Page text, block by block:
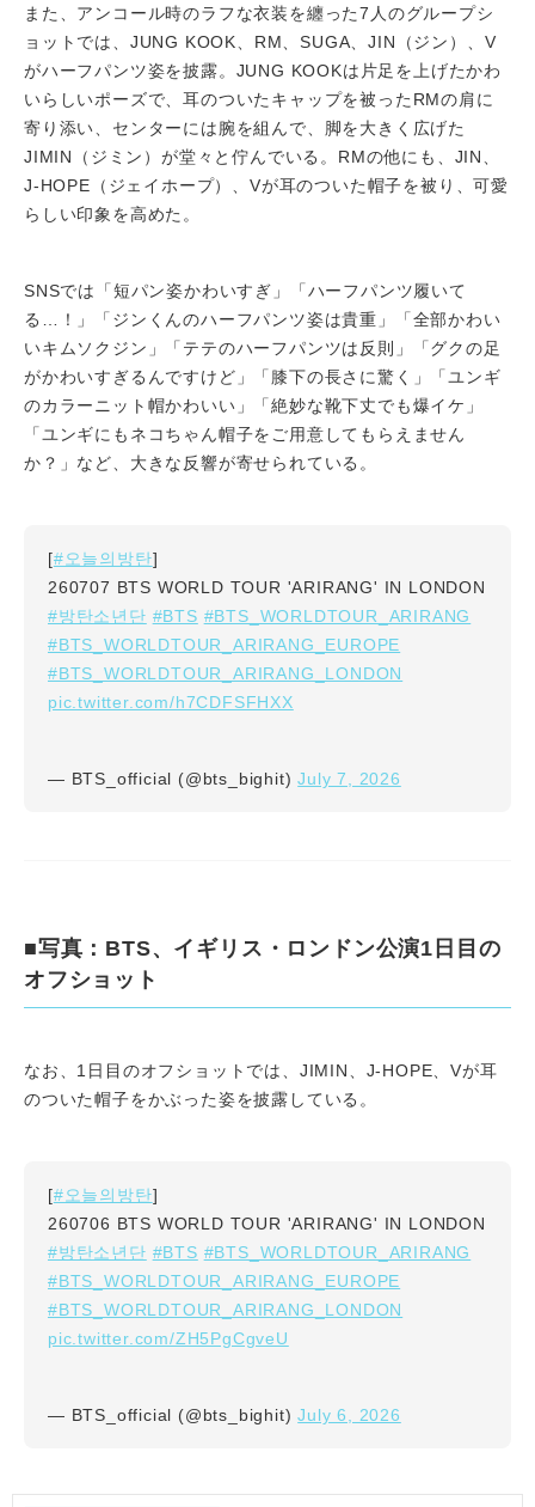
また、アンコール時のラフな衣装を纏った7人のグループシ
ョットでは、JUNG KOOK、RM、SUGA、JIN（ジン）、V
がハーフパンツ姿を披露。JUNG KOOKは片足を上げたかわ
いらしいポーズで、耳のついたキャップを被ったRMの肩に
寄り添い、センターには腕を組んで、脚を大きく広げた
JIMIN（ジミン）が堂々と佇んでいる。RMの他にも、JIN、
J-HOPE（ジェイホープ）、Vが耳のついた帽子を被り、可愛
らしい印象を高めた。
SNSでは「短パン姿かわいすぎ」「ハーフパンツ履いて
る…！」「ジンくんのハーフパンツ姿は貴重」「全部かわい
いキムソクジン」「テテのハーフパンツは反則」「グクの足
がかわいすぎるんですけど」「膝下の長さに驚く」「ユンギ
のカラーニット帽かわいい」「絶妙な靴下丈でも爆イケ」
「ユンギにもネコちゃん帽子をご用意してもらえません
か？」など、大きな反響が寄せられている。
[#오늘의방탄]
260707 BTS WORLD TOUR 'ARIRANG' IN LONDON
#방탄소년단 #BTS #BTS_WORLDTOUR_ARIRANG
#BTS_WORLDTOUR_ARIRANG_EUROPE
#BTS_WORLDTOUR_ARIRANG_LONDON
pic.twitter.com/h7CDFSFHXX
— BTS_official (@bts_bighit)July 7, 2026
■写真：BTS、イギリス・ロンドン公演1日目の
オフショット
なお、1日目のオフショットでは、JIMIN、J-HOPE、Vが耳
のついた帽子をかぶった姿を披露している。
[#오늘의방탄]
260706 BTS WORLD TOUR 'ARIRANG' IN LONDON
#방탄소년단 #BTS #BTS_WORLDTOUR_ARIRANG
#BTS_WORLDTOUR_ARIRANG_EUROPE
#BTS_WORLDTOUR_ARIRANG_LONDON
pic.twitter.com/ZH5PgCgveU
— BTS_official (@bts_bighit)July 6, 2026